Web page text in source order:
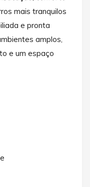
mais tranquilos
e pronta
amplos,
e um espaço